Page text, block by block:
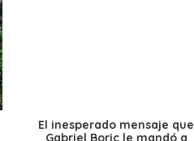
El inesperado mensaje que
Gabriel Boric le mandó a